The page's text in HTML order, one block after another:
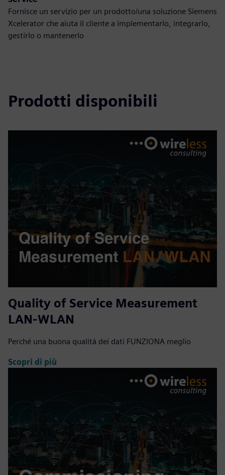
Fornisce un servizio per un prodotto/una soluzione Siemens
Xcelerator che aiuta il cliente a implementarlo, integrarlo,
gestirlo o mantenerlo
Prodotti disponibili
Quality of Service Measurement
LAN-WLAN
Perché una buona qualità dei dati FUNZIONA meglio
Scopri di più